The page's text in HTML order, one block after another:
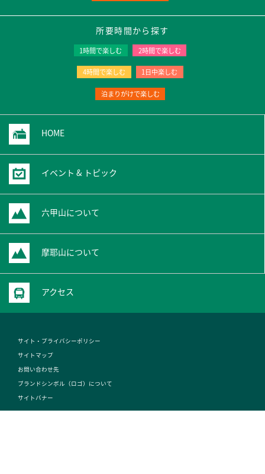
所要時間から探す
1時間で楽しむ 2時間で楽しむ
4時間で楽しむ 1日中楽しむ
泊まりがけで楽しむ
HOME
イベント & トピック
六甲山について
摩耶山について
アクセス
サイト・プライバシーポリシー
サイトマップ
お問い合わせ先
ブランドシンボル（ロゴ）について
サイトバナー